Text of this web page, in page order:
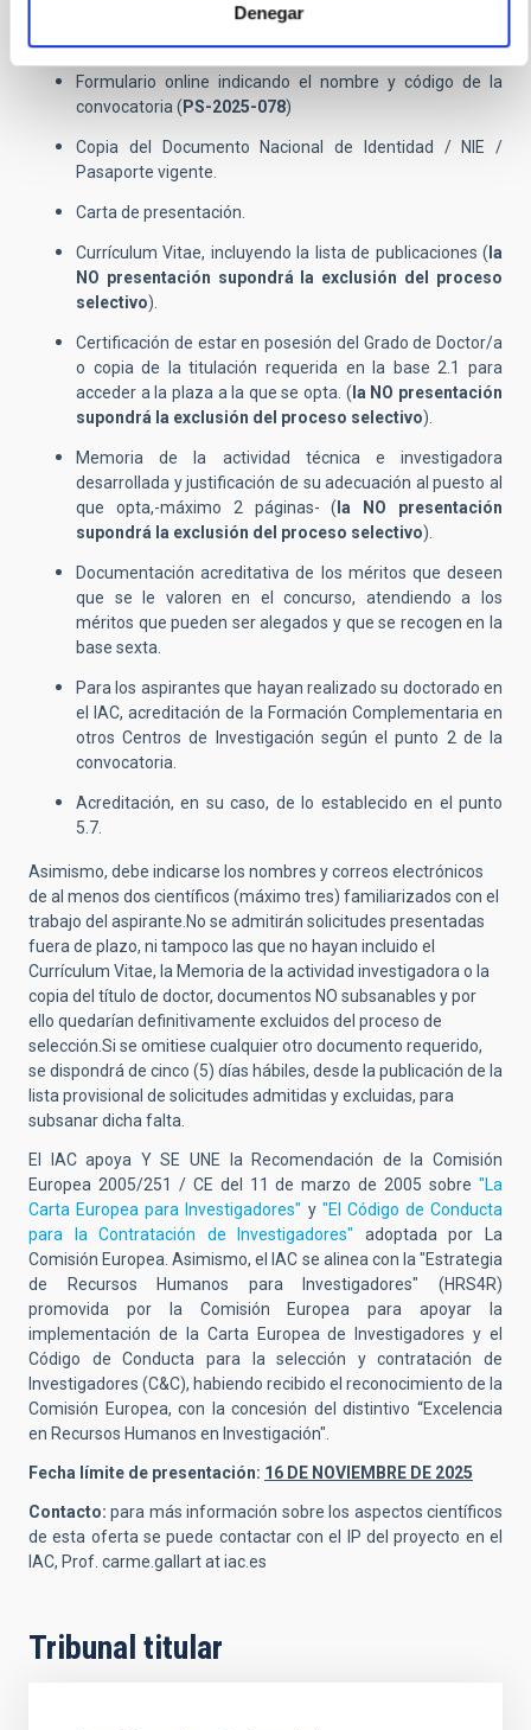
Denegar
Formulario online indicando el nombre y código de la
convocatoria ( PS-2025-078)
Copia del Documento Nacional de Identidad / NIE /
Pasaporte vigente.
Carta de presentación.
Currículum Vitae, incluyendo la lista de publicaciones ( la
NO presentación supondrá la exclusión del proceso
selectivo).
Certificación de estar en posesión del Grado de Doctor/a
o copia de la titulación requerida en la base 2.1 para
acceder a la plaza a la que se opta. ( la NO presentación
supondrá la exclusión del proceso selectivo).
Memoria de la actividad técnica e investigadora
desarrollada y justificación de su adecuación al puesto al
que opta,-máximo 2 páginas- ( la
NO presentación
supondrá la exclusión del proceso selectivo).
Documentación acreditativa de los méritos que deseen
que se le valoren en el concurso, atendiendo a los
méritos que pueden ser alegados y que se recogen en la
base sexta.
Para los aspirantes que hayan realizado su doctorado en
el IAC, acreditación de la Formación Complementaria en
otros Centros de Investigación según el punto 2 de la
convocatoria.
Acreditación, en su caso, de lo establecido en el punto
5.7.
Asimismo, debe indicarse los nombres y correos electrónicos
de al menos dos científicos (máximo tres) familiarizados con el
trabajo del aspirante.No se admitirán solicitudes presentadas
fuera de plazo, ni tampoco las que no hayan incluido el
Currículum Vitae, la Memoria de la actividad investigadora o la
copia del título de doctor, documentos NO subsanables y por
ello quedarían definitivamente excluidos del proceso de
selección.Si se omitiese cualquier otro documento requerido,
se dispondrá de cinco (5) días hábiles, desde la publicación de la
lista provisional de solicitudes admitidas y excluidas, para
subsanar dicha falta.
El IAC apoya Y SE UNE la Recomendación de la Comisión
Europea 2005/251 / CE del 11 de marzo de 2005 sobre "La
Carta Europea para Investigadores" y "El Código de Conducta
para la Contratación de Investigadores" adoptada por La
Comisión Europea. Asimismo, el IAC se alinea con la "Estrategia
de Recursos Humanos para Investigadores" (HRS4R)
promovida por la Comisión Europea para apoyar la
implementación de la Carta Europea de Investigadores y el
Código de Conducta para la selección y contratación de
Investigadores (C&C), habiendo recibido el reconocimiento de la
Comisión Europea, con la concesión del distintivo “Excelencia
en Recursos Humanos en Investigación".
Fecha límite de presentación: 16 DE NOVIEMBRE DE 2025
Contacto: para más información sobre los aspectos científicos
de esta oferta se puede contactar con el IP del proyecto en el
IAC, Prof. carme.gallart at iac.es
Tribunal titular